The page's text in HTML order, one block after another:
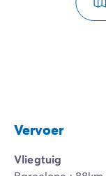
Vervoer
Vliegtuig